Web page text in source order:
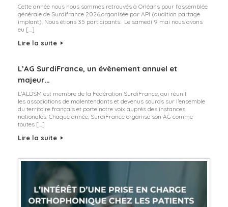
Cette année nous nous sommes retrouvés à Orléans pour l’assemblée
générale de Surdifrance 2026,organisée par API (audition partage
implant). Nous étions 35 participants. Le samedi 9 mai nous avons
eu […]
Lire la suite
L’AG SurdiFrance, un évènement annuel et
majeur…
L’ALDSM est membre de la Fédération SurdiFrance, qui réunit
les associations de malentendants et devenus sourds sur l’ensemble
du territoire français et porte notre voix auprès des instances
nationales. Chaque année, SurdiFrance organise son AG comme
toutes […]
Lire la suite